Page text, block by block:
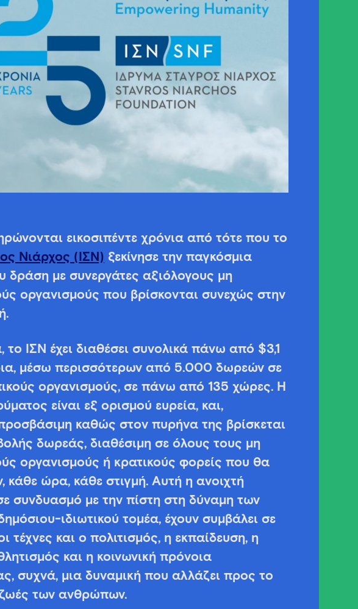
εικοσιπέντε χρόνια από τότε που το
Νιάρχος (ΙΣΝ) ξεκίνησε την παγκόσμια
δράση με συνεργάτες αξιόλογους μη
οργανισμούς που βρίσκονται συνεχώς στην
το ΙΣΝ έχει διαθέσει συνολικά πάνω από $3,1
μέσω περισσότερων από 5.000 δωρεών σε
οργανισμούς, σε πάνω από 135 χώρες. Η
είναι εξ ορισμού ευρεία, και,
καθώς στον πυρήνα της βρίσκεται
δωρεάς, διαθέσιμη σε όλους τους μη
οργανισμούς ή κρατικούς φορείς που θα
κάθε ώρα, κάθε στιγμή. Αυτή η ανοιχτή
συνδυασμό με την πίστη στη δύναμη των
ιδιωτικού τομέα, έχουν συμβάλει σε
τέχνες και ο πολιτισμός, η εκπαίδευση, η
και η κοινωνική πρόνοια
συχνά, μια δυναμική που αλλάζει προς το
ζωές των ανθρώπων.